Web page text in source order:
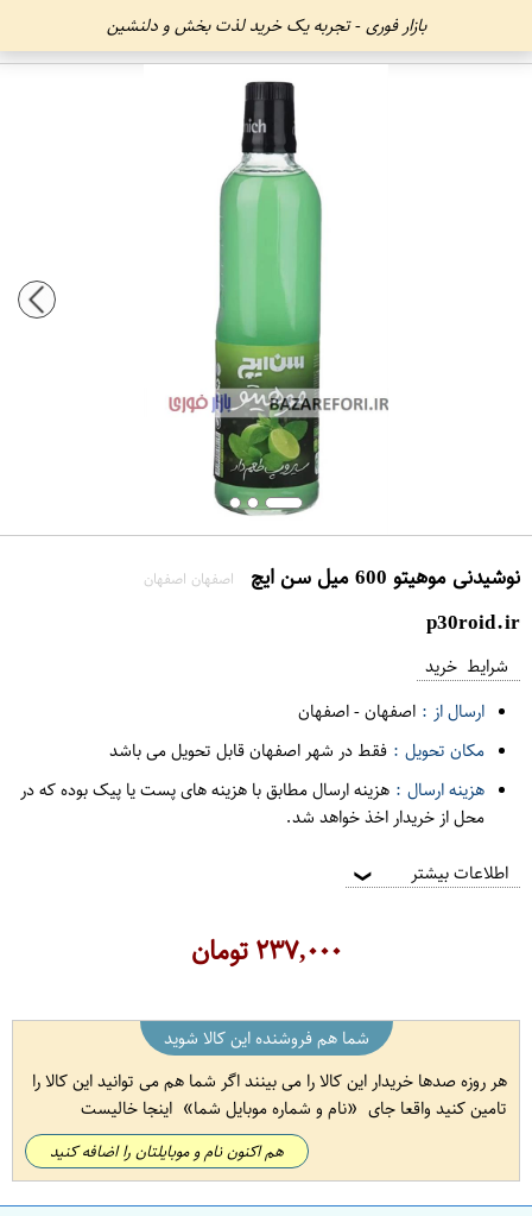
بازار فوری - تجربه یک خرید لذت بخش و دلنشین
نوشیدنی موهیتو 600 میل سن ایچ اصفهان اصفهان
p30roid.ir
شرایط خرید
ارسال از : اصفهان-اصفهان
مکان تحویل : فقط در شهر اصفهان قابل تحویل می باشد
هزینه ارسال : هزینه ارسال مطابق با هزینه های پست یا پیک بوده که در
محل از خریدار اخذ خواهد شد.
اطلاعات بیشتر ❯
۲۳۷,۰۰۰تومان
شما هم فروشنده این کالا شوید
هر روزه صدها خریدار این کالا را می بینند اگر شما هم می توانید این کالا را
تامین کنید واقعا جای
نام و شماره موبایل شما اینجا خالیست
هم اکنون نام و موبایلتان را اضافه کنید